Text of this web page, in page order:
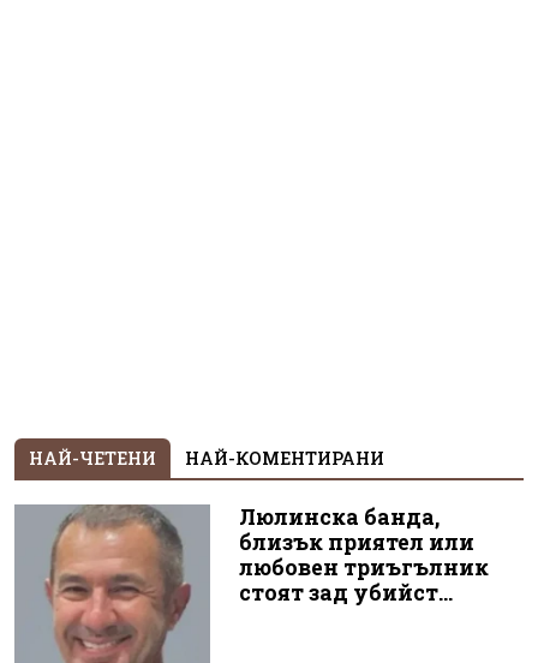
НАЙ-ЧЕТЕНИ НАЙ-КОМЕНТИРАНИ
Люлинска банда,
близък приятел или
любовен триъгълник
стоят зад убийст...